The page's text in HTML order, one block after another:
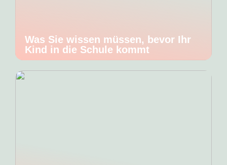
Was Sie wissen müssen, bevor Ihr
Kind in die Schule kommt